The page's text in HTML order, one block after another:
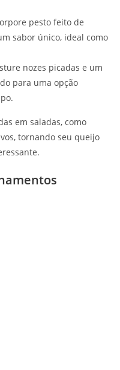
pesto feito de
sabor único, ideal como
nozes picadas e um
para uma opção
em saladas, como
tornando seu queijo